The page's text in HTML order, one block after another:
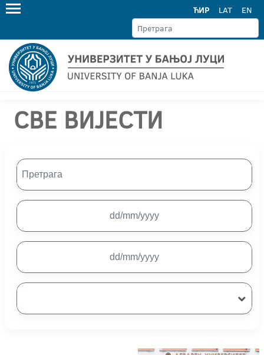
ЋИР LAT EN
СВЕ ВИЈЕСТИ